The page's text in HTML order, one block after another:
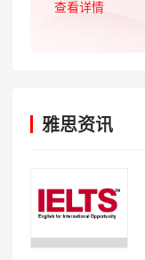
查看详情
雅思资讯